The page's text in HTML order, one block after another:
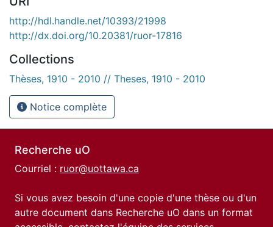
http://hdl.handle.net/10393/21998
http://dx.doi.org/10.20381/ruor-17816
Collections
Thèses, 1910 - 2010 // Theses, 1910 - 2010
Notice complète
Recherche uO
Courriel : ruor@uottawa.ca
Si vous avez besoin d'une copie d'une thèse ou d'un
autre document dans Recherche uO dans un format